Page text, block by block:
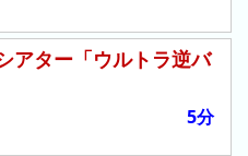
アター「ウルトラ逆バ
5分